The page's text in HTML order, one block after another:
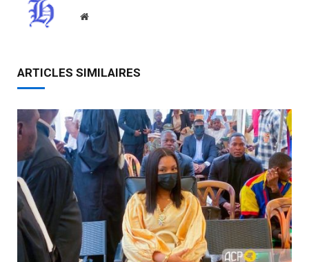
Website
ARTICLES SIMILAIRES